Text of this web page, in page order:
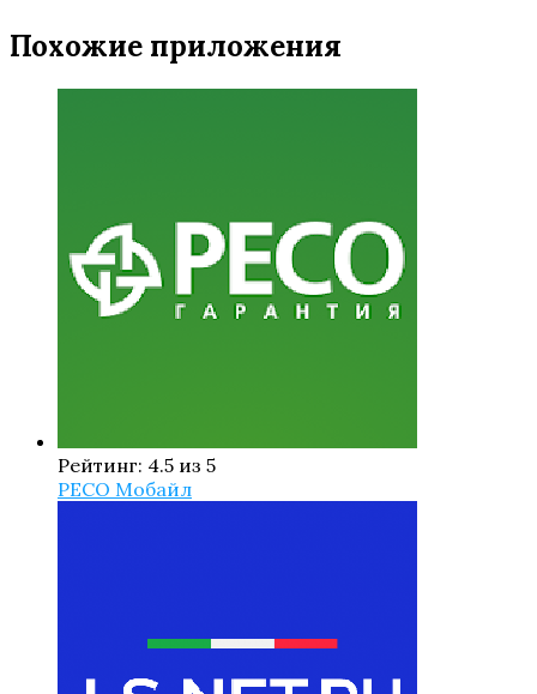
Похожие приложения
Рейтинг: 4.5 из 5
РЕСО Мобайл